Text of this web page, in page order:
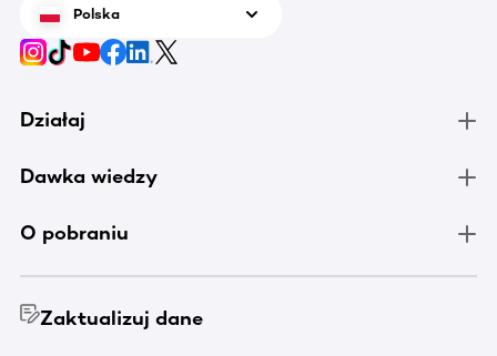
Polska
Działaj
Dawka wiedzy
O pobraniu
Zaktualizuj dane